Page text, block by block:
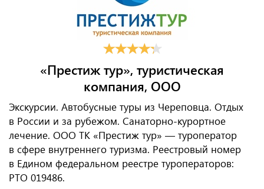
«Престиж тур», туристическая
компания, ООО
Экскурсии. Автобусные туры из Череповца. Отдых
в России и за рубежом. Санаторно-курортное
лечение. ООО ТК «Престиж тур» — туроператор
в сфере внутреннего туризма. Реестровый номер
в Едином федеральном реестре туроператоров:
РТО 019486.